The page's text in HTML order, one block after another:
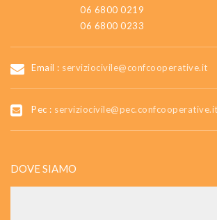
06 6800 0219
06 6800 0233
Email : serviziocivile@confcooperative.it
Pec : serviziocivile@pec.confcooperative.it
DOVE SIAMO